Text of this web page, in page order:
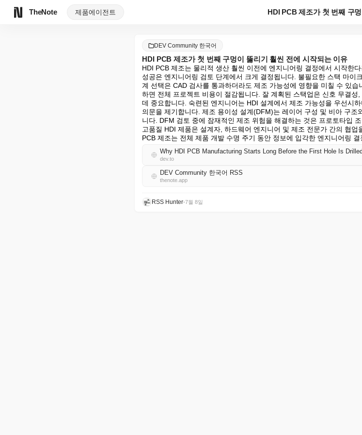
TheNote 제품에이전트
DEV Community 한국어
HDI PCB 제조가 첫 번째 구멍이 뚫리기 훨씬 전에 시작되는 이유
HDI PCB 제조는 물리적 생산 훨씬 이전에 엔지니어링 결정에서 시작한
성공은 엔지니어링 검토 단계에서 크게 결정됩니다. 불필요한 스택 마이
계 선택은 CAD 검사를 통과하더라도 제조 가능성에 영향을 미칠 수 있
하면 전체 프로젝트 비용이 절감됩니다. 잘 계획된 스택업은 신호 무결
데 중요합니다. 숙련된 엔지니어는 HDI 설계에서 제조 가능성을 우선시
의문을 제기합니다. 제조 용이성 설계(DFM)는 레이어 구성 및 비아 구
니다. DFM 검토 중에 잠재적인 제조 위험을 해결하는 것은 프로토타입
고품질 HDI 제품은 설계자, 하드웨어 엔지니어 및 제조 전문가 간의 협
PCB 제조는 전체 제품 개발 수명 주기 동안 정보에 입각한 엔지니어링 결
Why HDI PCB Manufacturing Starts Long Before the First Hole Is Drilled
dev.to
DEV Community 한국어 RSS
thenote.app
RSS Hunter•7월 8일